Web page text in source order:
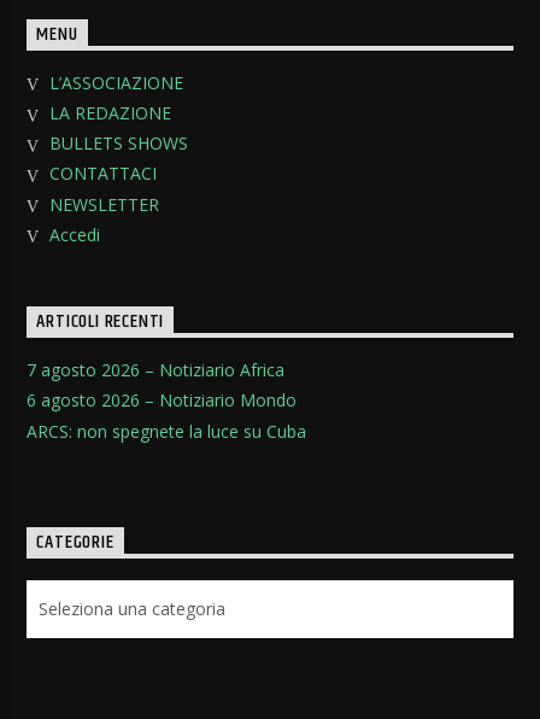
MENU
L’ASSOCIAZIONE
LA REDAZIONE
BULLETS SHOWS
CONTATTACI
NEWSLETTER
Accedi
ARTICOLI RECENTI
7 agosto 2026 – Notiziario Africa
6 agosto 2026 – Notiziario Mondo
ARCS: non spegnete la luce su Cuba
CATEGORIE